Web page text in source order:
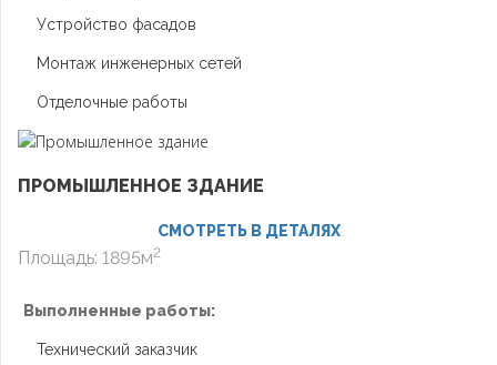
Устройство фасадов
Монтаж инженерных сетей
Отделочные работы
ПРОМЫШЛЕННОЕ ЗДАНИЕ
СМОТРЕТЬ В ДЕТАЛЯХ
Площадь: 1895м2
Выполненные работы:
Технический заказчик